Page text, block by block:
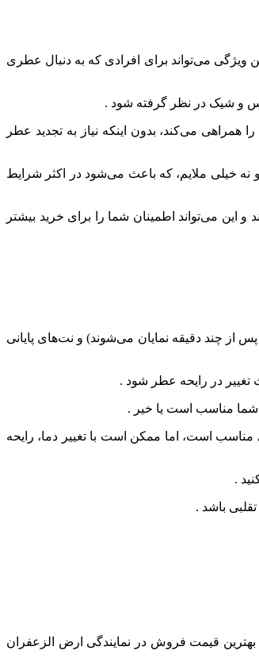
ویژگی می‌تواند برای افرادی که به دنبال عطری
و شیک در نظر گرفته شود .
می‌کند، بدون اینکه نیاز به تجدید عطر
خیلی ملایم، که باعث می‌شود در اکثر شرایط
می‌تواند اطمینان شما را برای خرید بیشتر
چند دقیقه نمایان می‌شوند) و نت‌های پایانی
در رایحه عطر شود .
شما مناسب است یا خیر .
است، اما ممکن است با تغییر دما، رایحه
.
باشد .
قیمت فروش در نمایندگی ارض الزعفران